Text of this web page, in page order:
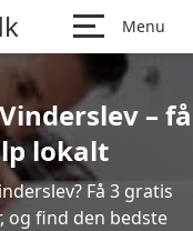
Menu
– få
lokalt
Få 3 gratis
find den bedste